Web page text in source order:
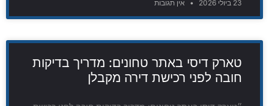
23 ביולי 2026 אין תגובות
טארק דיסי באתר טחונים: מדריך בדיקות
חובה לפני רכישת דירה מקבלן